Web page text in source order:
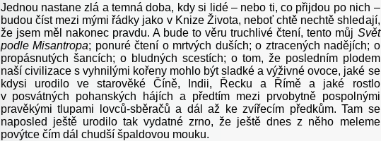
Jednou nastane zlá a temná doba, kdy si lidé – nebo ti, co přijdou po nich –
budou číst mezi mými řádky jako v Knize Života, neboť chtě nechtě shledají,
že jsem měl nakonec pravdu. A bude to věru truchlivé čtení, tento můj Svět
podle Misantropa; ponuré čtení o mrtvých duších; o ztracených nadějích; o
propásnutých šancích; o bludných scestích; o tom, že posledním plodem
naší civilizace s vyhnilými kořeny mohlo být sladké a výživné ovoce, jaké se
kdysi urodilo ve starověké Číně, Indii, Řecku a Římě a jaké rostlo
v posvátných pohanských hájích a předtím mezi prvobytně pospolnými
pravěkými tlupami lovců-sběračů a dál až ke zvířecím předkům. Tam se
naposled ještě urodilo tak vydatné zrno, že ještě dnes z něho meleme
povýtce čím dál chudší špaldovou mouku.